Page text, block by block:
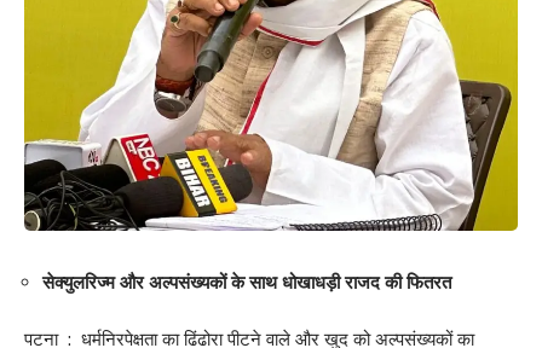
सेक्युलरिज्म और अल्पसंख्यकों के साथ धोखाधड़ी राजद की फितरत
पटना : धर्मनिरपेक्षता का ढिंढोरा पीटने वाले और खुद को अल्पसंख्यकों का